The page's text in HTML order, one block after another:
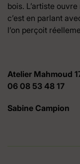
bois. L’artiste
c’est en parlant
l’on perçoit
Atelier Mahmoud
06 08 53 48 17
Sabine Campion